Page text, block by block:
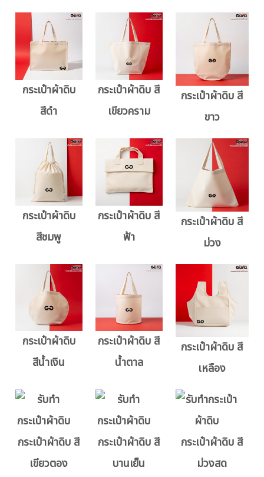
กระเป๋าผ้าดิบ
สีดำ
กระเป๋าผ้าดิบ สี
เขียวคราม
กระเป๋าผ้าดิบ สี
ขาว
กระเป๋าผ้าดิบ
สีชมพู
กระเป๋าผ้าดิบ สี
ฟ้า
กระเป๋าผ้าดิบ สี
ม่วง
กระเป๋าผ้าดิบ
สีน้ำเงิน
กระเป๋าผ้าดิบ สี
น้ำตาล
กระเป๋าผ้าดิบ สี
เหลือง
กระเป๋าผ้าดิบ สี
เขียวตอง
กระเป๋าผ้าดิบ สี
บานเย็น
กระเป๋าผ้าดิบ สี
ม่วงสด